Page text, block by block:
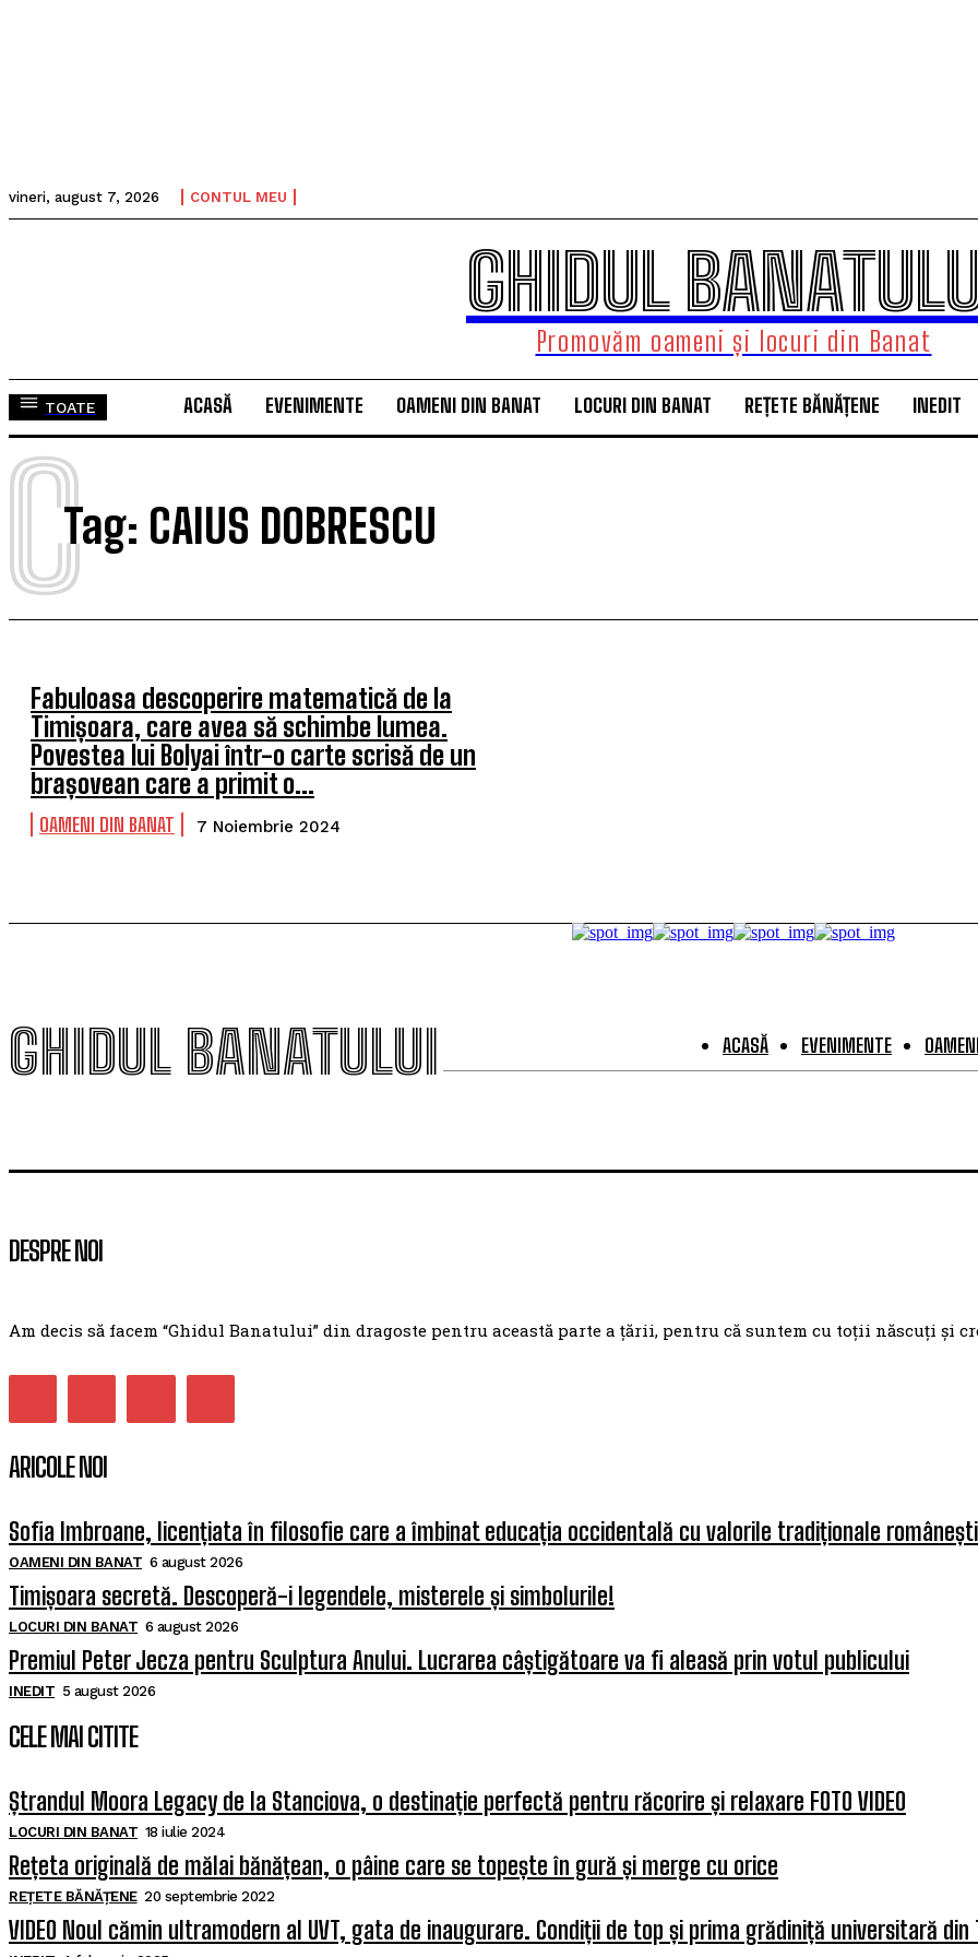
vineri, august 7, 2026 CONTUL MEU
GHIDUL
Promovăm oameni și locuri din Banat
TOATE ACASĂ EVENIMENTE OAMENI DIN BANAT LOCURI DIN BANAT REȚETE BĂNĂȚENE INEDIT
Tag: CAIUS DOBRESCU
C
Fabuloasa descoperire matematică de la
Timișoara, care avea să schimbe lumea.
Povestea lui Bolyai într-o carte scrisă de un
brașovean care a primit o...
OAMENI DIN BANAT 7 Noiembrie 2024
GHIDUL BANATULUI ACASĂ EVENIMENTE
DESPRE NOI
Am decis să facem “Ghidul Banatului” din dragoste pentru această parte a țării, pentru că suntem cu toții născuți și
ARICOLE NOI
Sofia Imbroane, licențiata în filosofie care a îmbinat educația occidentală cu valorile tradiționale românești
OAMENI DIN BANAT 6 august 2026
Timișoara secretă. Descoperă-i legendele, misterele și simbolurile!
LOCURI DIN BANAT 6 august 2026
Premiul Peter Jecza pentru Sculptura Anului. Lucrarea câștigătoare va fi aleasă prin votul publicului
INEDIT 5 august 2026
CELE MAI CITITE
Ștrandul Moora Legacy de la Stanciova, o destinație perfectă pentru răcorire și relaxare FOTO VIDEO
LOCURI DIN BANAT 18 iulie 2024
Rețeta originală de mălai bănățean, o pâine care se topește în gură și merge cu orice
REȚETE BĂNĂȚENE 20 septembrie 2022
VIDEO Noul cămin ultramodern al UVT, gata de inaugurare. Condiții de top și prima grădiniță universitară din